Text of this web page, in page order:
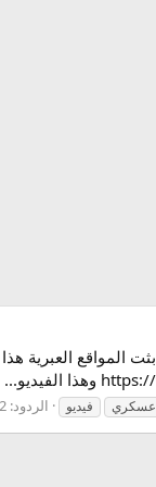
شاهد, فيديو, عملية, تفجير, جيب,جب, عسكري,صهيوني,اسرائيلي,انفجار,
عسكري فيديو الردود: 2